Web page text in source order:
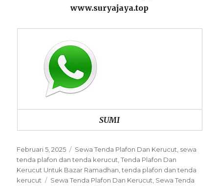
www.suryajaya.top
SUMI
Posted
on
Februari 5, 2025 Categories
Sewa Tenda Plafon Dan Kerucut, sewa
tenda plafon dan tenda kerucut,Tenda Plafon Dan
Kerucut Untuk Bazar Ramadhan,tenda plafon dan tenda
kerucut
Tags
Sewa Tenda Plafon Dan Kerucut, Sewa Tenda